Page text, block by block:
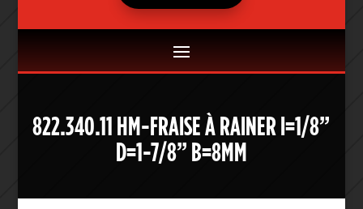
822.340.11 HM-FRAISE À RAINER I=1/8”
D=1-7/8” B=8MM